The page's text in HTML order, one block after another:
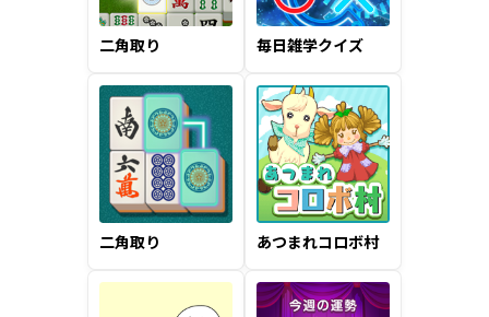
二角取り 毎日雑学クイズ
二角取り あつまれコロボ村